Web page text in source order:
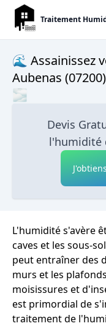
Traitement
🌊 Assainissez
Aubenas
🌫
Devis
l'humidité
L'humidité s'avère
caves et les sous-
peut entraîner des
murs et les
moisissures et
est primordial de
traitement de